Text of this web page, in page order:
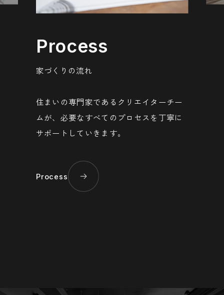
Process
家づくりの流れ
住まいの専門家であるクリエイターチー
ムが、必要なすべてのプロセスを丁寧に
サポートしていきます。
Process